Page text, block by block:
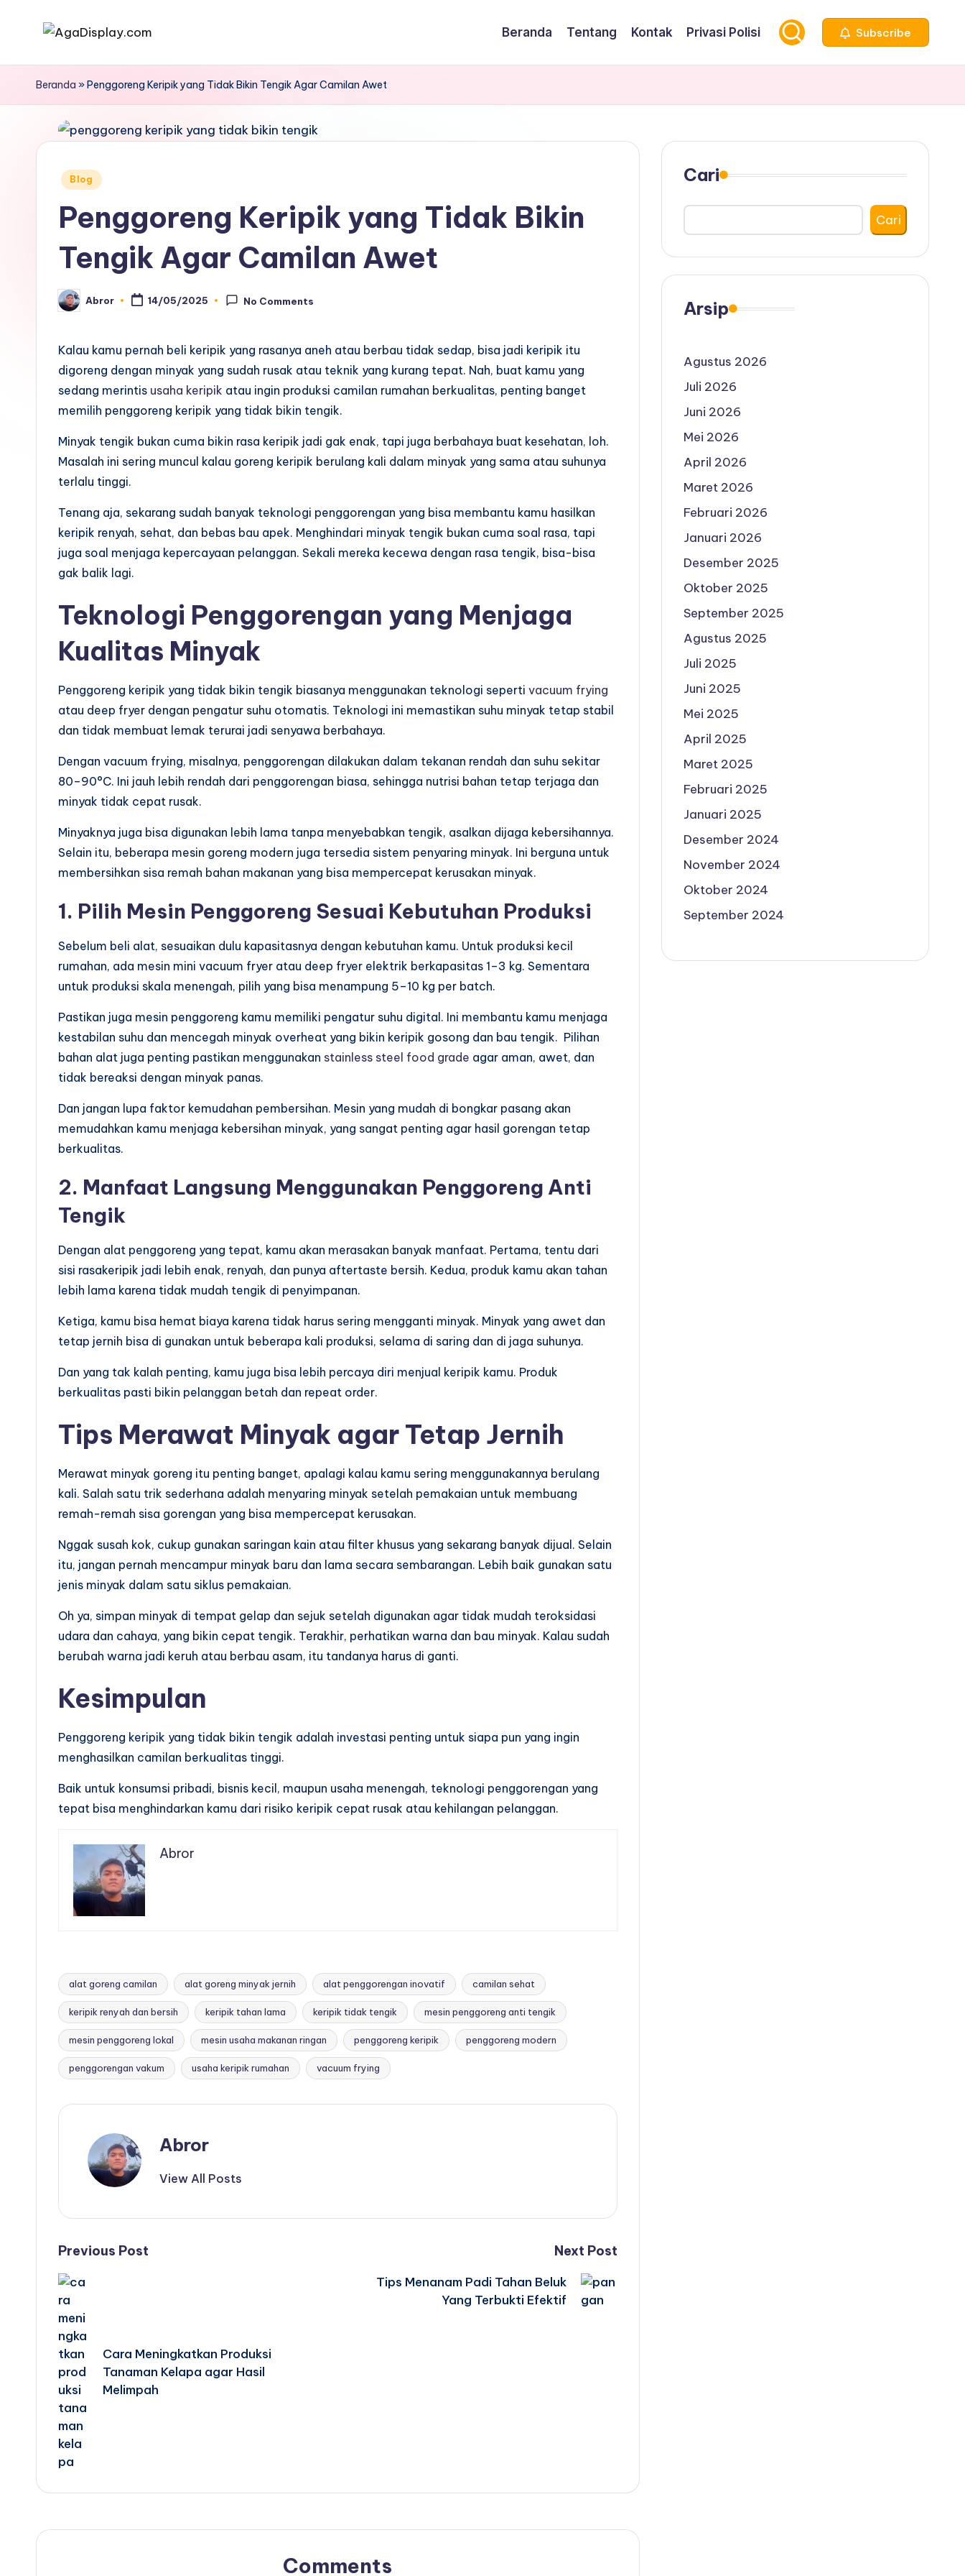
content
Beranda Tentang Kontak Privasi Polisi Subscribe
Beranda »Penggoreng Keripik yang Tidak Bikin Tengik Agar Camilan Awet
Posted
Blog
Penggoreng Keripik yang Tidak Bikin
Tengik Agar Camilan Awet
Posted
by
Abror 14/05/2025 No Comments
Kalau kamu pernah beli keripik yang rasanya aneh atau berbau tidak sedap, bisa jadi keripik itu
digoreng dengan minyak yang sudah rusak atau teknik yang kurang tepat. Nah, buat kamu yang
sedang merintis usaha keripik atau ingin produksi camilan rumahan berkualitas, penting banget
memilih penggoreng keripik yang tidak bikin tengik.
Minyak tengik bukan cuma bikin rasa keripik jadi gak enak, tapi juga berbahaya buat kesehatan, loh.
Masalah ini sering muncul kalau goreng keripik berulang kali dalam minyak yang sama atau suhunya
terlalu tinggi.
Tenang aja, sekarang sudah banyak teknologi penggorengan yang bisa membantu kamu hasilkan
keripik renyah, sehat, dan bebas bau apek. Menghindari minyak tengik bukan cuma soal rasa, tapi
juga soal menjaga kepercayaan pelanggan. Sekali mereka kecewa dengan rasa tengik, bisa-bisa
gak balik lagi.
Teknologi Penggorengan yang Menjaga
Kualitas Minyak
Penggoreng keripik yang tidak bikin tengik biasanya menggunakan teknologi seperti vacuum frying
atau deep fryer dengan pengatur suhu otomatis. Teknologi ini memastikan suhu minyak tetap stabil
dan tidak membuat lemak terurai jadi senyawa berbahaya.
Dengan vacuum frying, misalnya, penggorengan dilakukan dalam tekanan rendah dan suhu sekitar
80–90°C. Ini jauh lebih rendah dari penggorengan biasa, sehingga nutrisi bahan tetap terjaga dan
minyak tidak cepat rusak.
Minyaknya juga bisa digunakan lebih lama tanpa menyebabkan tengik, asalkan dijaga kebersihannya.
Selain itu, beberapa mesin goreng modern juga tersedia sistem penyaring minyak. Ini berguna untuk
membersihkan sisa remah bahan makanan yang bisa mempercepat kerusakan minyak.
1. Pilih Mesin Penggoreng Sesuai Kebutuhan Produksi
Sebelum beli alat, sesuaikan dulu kapasitasnya dengan kebutuhan kamu. Untuk produksi kecil
rumahan, ada mesin mini vacuum fryer atau deep fryer elektrik berkapasitas 1–3 kg. Sementara
untuk produksi skala menengah, pilih yang bisa menampung 5–10 kg per batch.
Pastikan juga mesin penggoreng kamu memiliki pengatur suhu digital. Ini membantu kamu menjaga
kestabilan suhu dan mencegah minyak overheat yang bikin keripik gosong dan bau tengik. Pilihan
bahan alat juga penting pastikan menggunakan stainless steel food grade agar aman, awet, dan
tidak bereaksi dengan minyak panas.
Dan jangan lupa faktor kemudahan pembersihan. Mesin yang mudah di bongkar pasang akan
memudahkan kamu menjaga kebersihan minyak, yang sangat penting agar hasil gorengan tetap
berkualitas.
2. Manfaat Langsung Menggunakan Penggoreng Anti
Tengik
Dengan alat penggoreng yang tepat, kamu akan merasakan banyak manfaat. Pertama, tentu dari
sisi rasakeripik jadi lebih enak, renyah, dan punya aftertaste bersih. Kedua, produk kamu akan tahan
lebih lama karena tidak mudah tengik di penyimpanan.
Ketiga, kamu bisa hemat biaya karena tidak harus sering mengganti minyak. Minyak yang awet dan
tetap jernih bisa di gunakan untuk beberapa kali produksi, selama di saring dan di jaga suhunya.
Dan yang tak kalah penting, kamu juga bisa lebih percaya diri menjual keripik kamu. Produk
berkualitas pasti bikin pelanggan betah dan repeat order.
Tips Merawat Minyak agar Tetap Jernih
Merawat minyak goreng itu penting banget, apalagi kalau kamu sering menggunakannya berulang
kali. Salah satu trik sederhana adalah menyaring minyak setelah pemakaian untuk membuang
remah-remah sisa gorengan yang bisa mempercepat kerusakan.
Nggak susah kok, cukup gunakan saringan kain atau filter khusus yang sekarang banyak dijual. Selain
itu, jangan pernah mencampur minyak baru dan lama secara sembarangan. Lebih baik gunakan satu
jenis minyak dalam satu siklus pemakaian.
Oh ya, simpan minyak di tempat gelap dan sejuk setelah digunakan agar tidak mudah teroksidasi
udara dan cahaya, yang bikin cepat tengik. Terakhir, perhatikan warna dan bau minyak. Kalau sudah
berubah warna jadi keruh atau berbau asam, itu tandanya harus di ganti.
Kesimpulan
Penggoreng keripik yang tidak bikin tengik adalah investasi penting untuk siapa pun yang ingin
menghasilkan camilan berkualitas tinggi.
Baik untuk konsumsi pribadi, bisnis kecil, maupun usaha menengah, teknologi penggorengan yang
tepat bisa menghindarkan kamu dari risiko keripik cepat rusak atau kehilangan pelanggan.
Abror
Tags:
alat goreng camilan alat goreng minyak jernih alat penggorengan inovatif camilan sehat
keripik renyah dan bersih keripik tahan lama keripik tidak tengik mesin penggoreng anti tengik
mesin penggoreng lokal mesin usaha makanan ringan penggoreng keripik penggoreng modern
penggorengan vakum usaha keripik rumahan vacuum frying
Abror
View All Posts
Post
navigation
Previous Post
Cara Meningkatkan Produksi
Tanaman Kelapa agar Hasil
Melimpah
Next Post
Tips Menanam Padi Tahan Beluk
Yang Terbukti Efektif
Comments
Cari
Cari
Arsip
Agustus 2026
Juli 2026
Juni 2026
Mei 2026
April 2026
Maret 2026
Februari 2026
Januari 2026
Desember 2025
Oktober 2025
September 2025
Agustus 2025
Juli 2025
Juni 2025
Mei 2025
April 2025
Maret 2025
Februari 2025
Januari 2025
Desember 2024
November 2024
Oktober 2024
September 2024